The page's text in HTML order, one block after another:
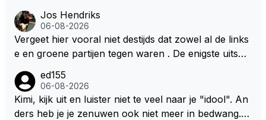
Jos Hendriks
06-08-2026
Vergeet hier vooral niet destijds dat zowel al de links
e en groene partijen tegen waren . De enigste uitspr
over dan kunnen ze hun eigen uitlaat gassen inade
men maar niet wetende was dat de F1 motor schone
r is dan een normale auto. Dus denk echt niet dat de
ed155
06-08-2026
Kimi, kijk uit en luister niet te veel naar je "idool". An
ders heb je je zenuwen ook niet meer in bedwang. Zi